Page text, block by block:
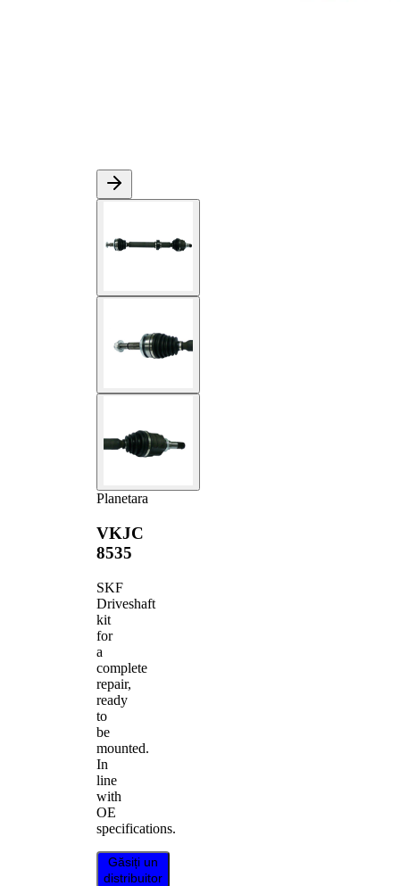
Planetara
VKJC
8535
SKF
Driveshaft
kit
for
a
complete
repair,
ready
to
be
mounted.
In
line
with
OE
specifications.
Găsiți un
distribuitor